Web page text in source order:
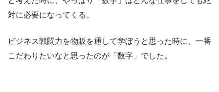
対に必要になってくる。
ビジネス戦闘力を物販を通して学ぼうと思った時に、一番
こだわりたいなと思ったのが「数字」でした。